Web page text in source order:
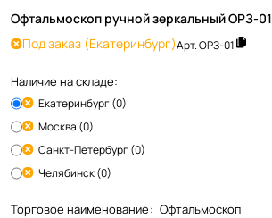
Офтальмоскоп ручной зеркальный ОРЗ-01
Под заказ (Екатеринбург)Арт.ОРЗ-01
Наличие на складе:
Екатеринбург (0)
Москва (0)
Санкт-Петербург (0)
Челябинск (0)
Торговое наименование: Офтальмоскоп